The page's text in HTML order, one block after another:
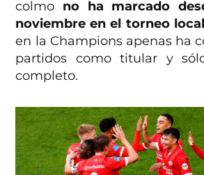
colmo no ha marcado
noviembre en el torneo
en la Champions apenas ha
partidos como titular y
completo.